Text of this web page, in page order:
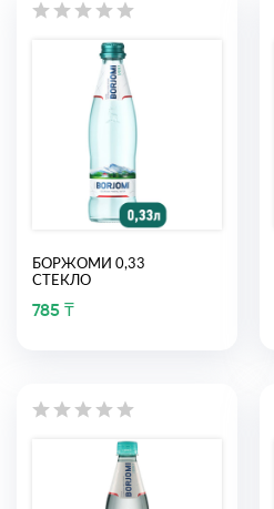
БОРЖОМИ 0,33
СТЕКЛО
785 ₸